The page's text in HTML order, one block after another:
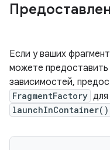
Если у ваших
можете
зависимостей,
FragmentFactory
launchInContainer()